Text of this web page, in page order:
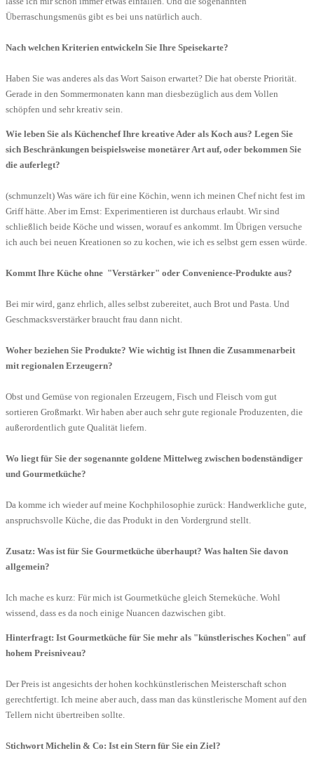
Überraschungsmenüs gibt es bei uns natürlich auch.
Nach welchen Kriterien entwickeln Sie Ihre Speisekarte?
Haben Sie was anderes als das Wort Saison erwartet? Die hat oberste Priorität.
Gerade in den Sommermonaten kann man diesbezüglich aus dem Vollen
schöpfen und sehr kreativ sein.
Wie leben Sie als Küchenchef Ihre kreative Ader als Koch aus? Legen Sie
sich Beschränkungen beispielsweise monetärer Art auf, oder bekommen Sie
die auferlegt?
(schmunzelt) Was wäre ich für eine Köchin, wenn ich meinen Chef nicht fest im
Griff hätte. Aber im Ernst: Experimentieren ist durchaus erlaubt. Wir sind
schließlich beide Köche und wissen, worauf es ankommt. Im Übrigen versuche
ich auch bei neuen Kreationen so zu kochen, wie ich es selbst gern essen würde.
Kommt Ihre Küche ohne "Verstärker" oder Convenience-Produkte aus?
Bei mir wird, ganz ehrlich, alles selbst zubereitet, auch Brot und Pasta. Und
Geschmacksverstärker braucht frau dann nicht.
Woher beziehen Sie Produkte? Wie wichtig ist Ihnen die Zusammenarbeit
mit regionalen Erzeugern?
Obst und Gemüse von regionalen Erzeugern, Fisch und Fleisch vom gut
sortieren Großmarkt. Wir haben aber auch sehr gute regionale Produzenten, die
außerordentlich gute Qualität liefern.
Wo liegt für Sie der sogenannte goldene Mittelweg zwischen bodenständiger
und Gourmetküche?
Da komme ich wieder auf meine Kochphilosophie zurück: Handwerkliche gute,
anspruchsvolle Küche, die das Produkt in den Vordergrund stellt.
Zusatz: Was ist für Sie Gourmetküche überhaupt? Was halten Sie davon
allgemein?
Ich mache es kurz: Für mich ist Gourmetküche gleich Sterneküche. Wohl
wissend, dass es da noch einige Nuancen dazwischen gibt.
Hinterfragt: Ist Gourmetküche für Sie mehr als "künstlerisches Kochen" auf
hohem Preisniveau?
Der Preis ist angesichts der hohen kochkünstlerischen Meisterschaft schon
gerechtfertigt. Ich meine aber auch, dass man das künstlerische Moment auf den
Tellern nicht übertreiben sollte.
Stichwort Michelin & Co: Ist ein Stern für Sie ein Ziel?